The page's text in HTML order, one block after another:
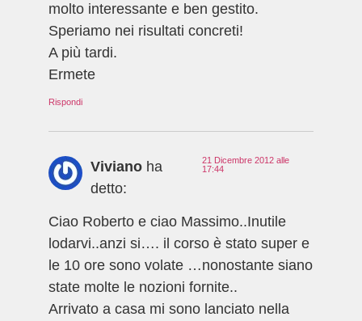
molto interessante e ben gestito.
Speriamo nei risultati concreti!
A più tardi.
Ermete
Rispondi
Viviano ha
detto:
21 Dicembre 2012 alle
17:44
Ciao Roberto e ciao Massimo..Inutile
lodarvi..anzi si…. il corso è stato super e
le 10 ore sono volate …nonostante siano
state molte le nozioni fornite..
Arrivato a casa mi sono lanciato nella